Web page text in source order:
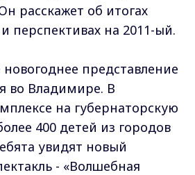
расскажет об итогах
перспективах на 2011-ый.
новогоднее представление
во Владимире. В
на губернаторскую
400 детей из городов
увидят новый
- «Волшебная